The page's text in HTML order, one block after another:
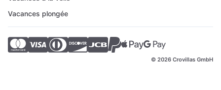
Vacances plongée
© 2026 Crovillas GmbH